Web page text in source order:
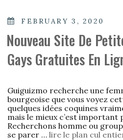
POSTED
FEBRUARY 3, 2020
Nouveau Site De
Gays Gratuites En
Guiguizmo recherche une
bourgeoise que vous voyez
quelques idées coquines
mais le mieux c’est
Recherchons homme ou
se parer … lire le plan cul